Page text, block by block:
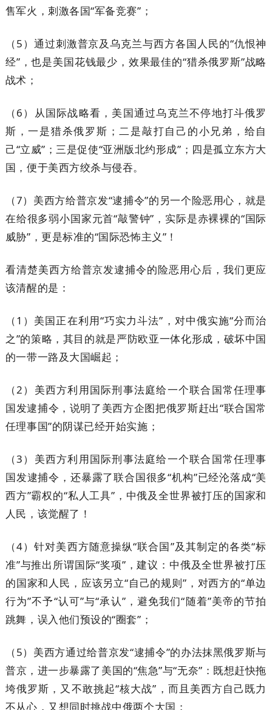
售军火，刺激各国“军备竞赛”；
（5）通过刺激普京及乌克兰与西方各国人民的“仇恨神
经”，也是美国花钱最少，效果最佳的“猎杀俄罗斯”战略
战术；
（6）从国际战略看，美国通过乌克兰不停地打斗俄罗
斯，一是猎杀俄罗斯；二是敲打自己的小兄弟，给自
己“立威”；三是促使“亚洲版北约形成”；四是孤立东方大
国，便于美西方绞杀与侵吞。
（7）美西方给普京发“逮捕令”的另一个险恶用心，就是
在给很多弱小国家元首“敲警钟”，实际是赤裸裸的“国际
威胁”，更是标准的“国际恐怖主义”！
看清楚美西方给普京发逮捕令的险恶用心后，我们更应
该清醒的是：
（1）美国正在利用“巧实力斗法”，对中俄实施“分而治
之”的策略，其目的就是严防欧亚一体化形成，破坏中国
的一带一路及大国崛起；
（2）美西方利用国际刑事法庭给一个联合国常任理事
国发逮捕令，说明了美西方企图把俄罗斯赶出“联合国常
任理事国”的阴谋已经开始实施；
（3）美西方利用国际刑事法庭给一个联合国常任理事
国发逮捕令，还暴露了联合国很多“机构”已经沦落成“美
西方”霸权的“私人工具”，中俄及全世界被打压的国家和
人民，该觉醒了！
（4）针对美西方随意操纵“联合国”及其制定的各类“标
准”与推出所谓国际“奖项”，建议：中俄及全世界被打压
的国家和人民，应该另立“自己的规则”，对西方的“单边
行为”不予“认可”与“承认”，避免我们“随着”美帝的节拍
跳舞，误入他们预设的“圈套”；
（5）美西方通过给普京发“逮捕令”的办法抹黑俄罗斯与
普京，进一步暴露了美国的“焦急”与“无奈”：既想赶快拖
垮俄罗斯，又不敢挑起“核大战”，而且美西方自己既力
不从心，又想同时挑战中俄两个大国；